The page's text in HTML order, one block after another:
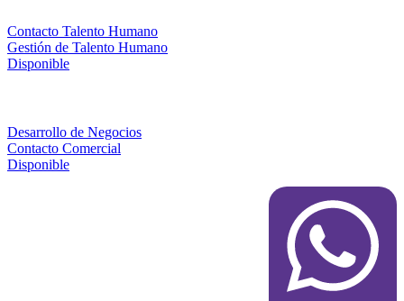
Contacto Talento Humano
Gestión de Talento Humano
Disponible
Desarrollo de Negocios
Contacto Comercial
Disponible